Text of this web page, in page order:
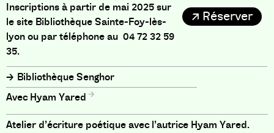
Inscriptions à partir de mai 2025 sur
le site Bibliothèque Sainte-Foy-lès-
lyon ou par téléphone au 04 72 32 59
35.
Réserver
Bibliothèque Senghor
Hyam Yared
Atelier d’écriture poétique avec l’autrice Hyam Yared.